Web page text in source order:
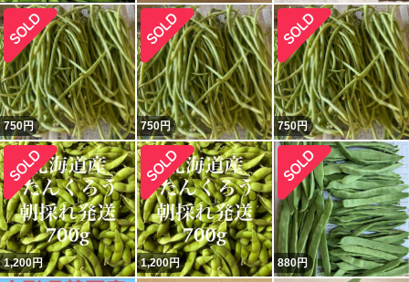
750円 750円 750円
1,200円 1,200円 880円